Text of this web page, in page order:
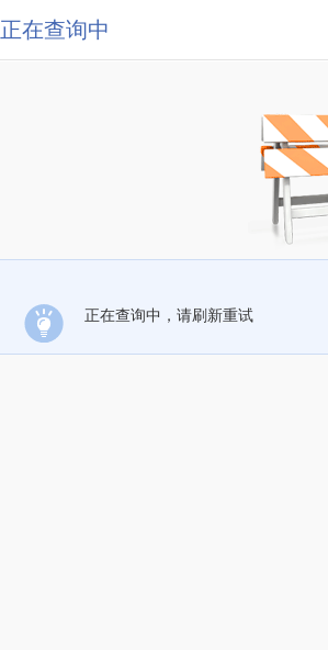
正在查询中
正在查询中，请刷新重试